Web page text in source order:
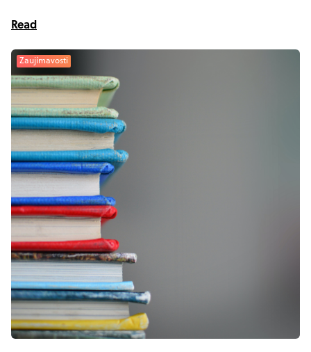
Read
Zaujímavosti